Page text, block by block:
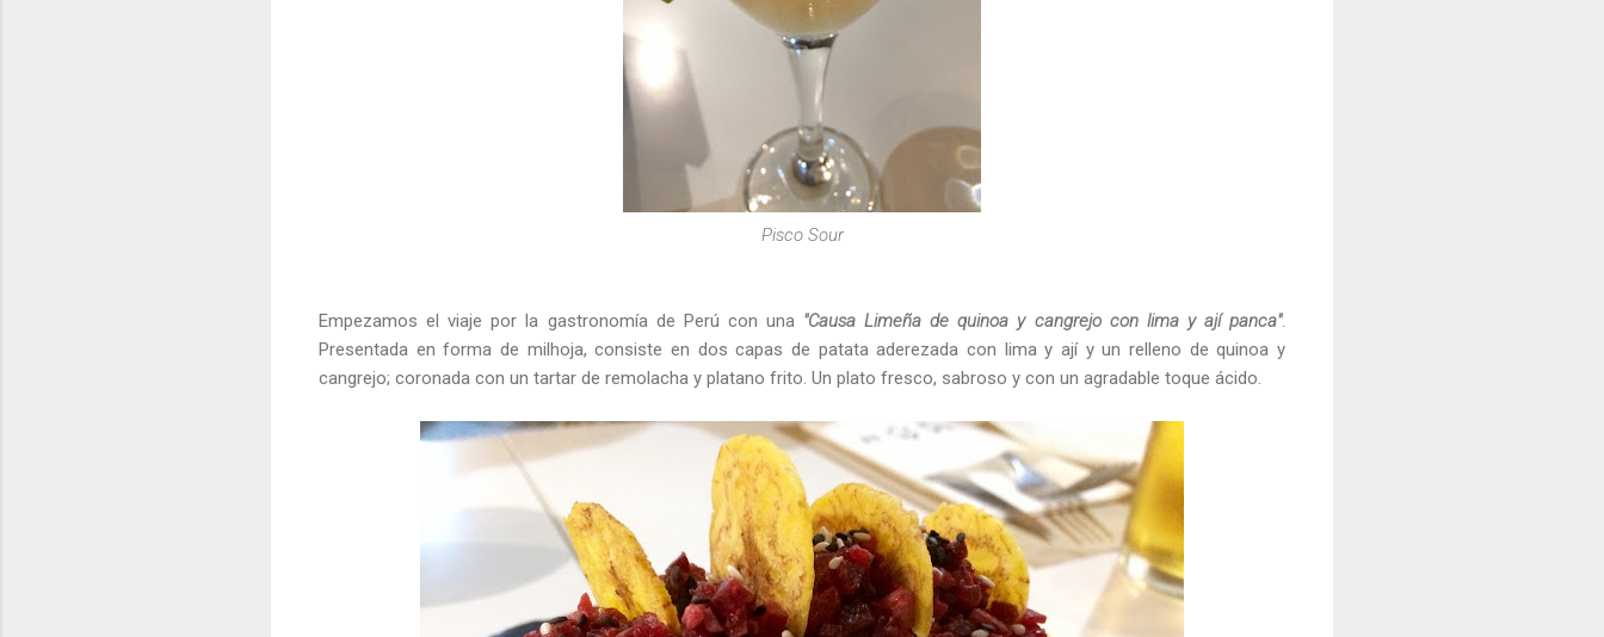
Pisco Sour
Empezamos el viaje por la gastronomía de Perú con una "Causa Limeña de quinoa y cangrejo con lima y ají panca".
Presentada en forma de milhoja, consiste en dos capas de patata aderezada con lima y ají y un relleno de quinoa y
cangrejo; coronada con un tartar de remolacha y platano frito. Un plato fresco, sabroso y con un agradable toque ácido.